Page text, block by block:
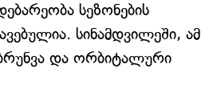
სეზონების
სინამდვილეში, ამ
და ორბიტალური